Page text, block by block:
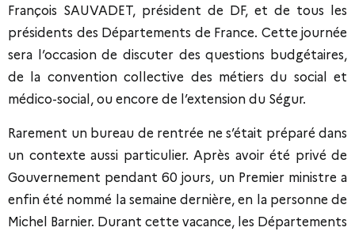
François SAUVADET, président de DF, et de tous les
présidents des Départements de France. Cette journée
sera l’occasion de discuter des questions budgétaires,
de la convention collective des métiers du social et
médico-social, ou encore de l’extension du Ségur.
Rarement un bureau de rentrée ne s’était préparé dans
un contexte aussi particulier. Après avoir été privé de
Gouvernement pendant 60 jours, un Premier ministre a
enfin été nommé la semaine dernière, en la personne de
Michel Barnier. Durant cette vacance, les Départements